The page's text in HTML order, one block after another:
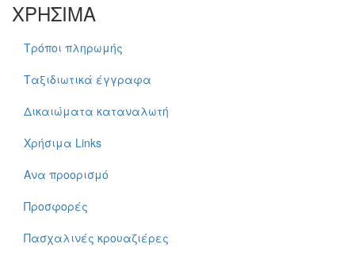
ΧΡΗΣΙΜΑ
Τρόποι πληρωμής
Ταξιδιωτικά έγγραφα
Δικαιώματα καταναλωτή
Χρήσιμα Links
Ανα προορισμό
Προσφορές
Πασχαλινές κρουαζιέρες